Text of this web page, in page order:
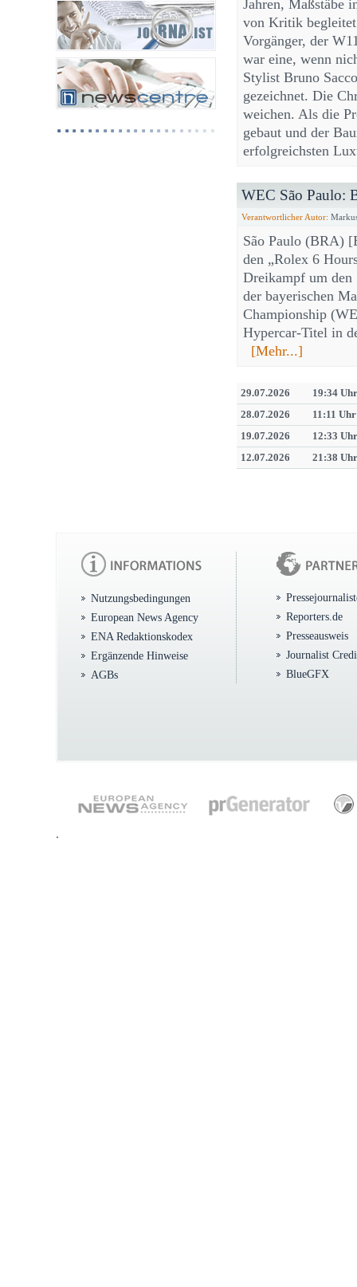
Jahren, Maßstäbe
von Kritik
Vorgänger, der
war eine, wenn
Stylist Bruno
gezeichnet. Die
weichen. Als die
gebaut und der
erfolgreichsten
WEC São Paulo:
Verantwortlicher Autor:
São Paulo (BRA)
den „Rolex 6
Dreikampf um
der bayerischen
Championship
Hypercar-Titel in
[Mehr...]
29.07.2026
19:34 Uhr
28.07.2026
11:11 Uhr
19.07.2026
12:33 Uhr
12.07.2026
21:38 Uhr
Nutzungsbedingungen
European News Agency
ENA Redaktionskodex
Ergänzende Hinweise
AGBs
Reporters.de
Presseausweis
Journalist
BlueGFX
.